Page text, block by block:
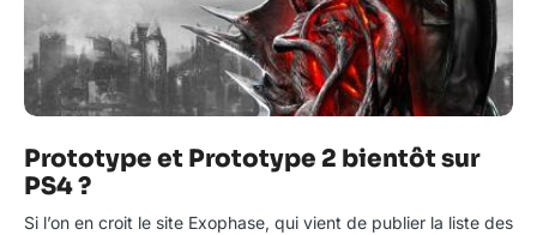
Prototype et Prototype 2 bientôt sur
PS4 ?
Si l’on en croit le site Exophase, qui vient de publier la liste des